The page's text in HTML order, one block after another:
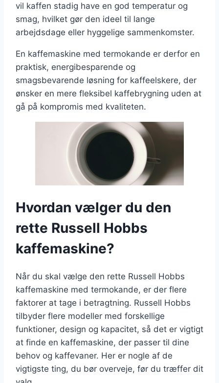
vil kaffen stadig have en god temperatur og
smag, hvilket gør den ideel til lange
arbejdsdage eller hyggelige sammenkomster.
En kaffemaskine med termokande er derfor en
praktisk, energibesparende og
smagsbevarende løsning for kaffeelskere, der
ønsker en mere fleksibel kaffebrygning uden at
gå på kompromis med kvaliteten.
Hvordan vælger du den
rette Russell Hobbs
kaffemaskine?
Når du skal vælge den rette Russell Hobbs
kaffemaskine med termokande, er der flere
faktorer at tage i betragtning. Russell Hobbs
tilbyder flere modeller med forskellige
funktioner, design og kapacitet, så det er vigtigt
at finde en kaffemaskine, der passer til dine
behov og kaffevaner. Her er nogle af de
vigtigste ting, du bør overveje, før du træffer dit